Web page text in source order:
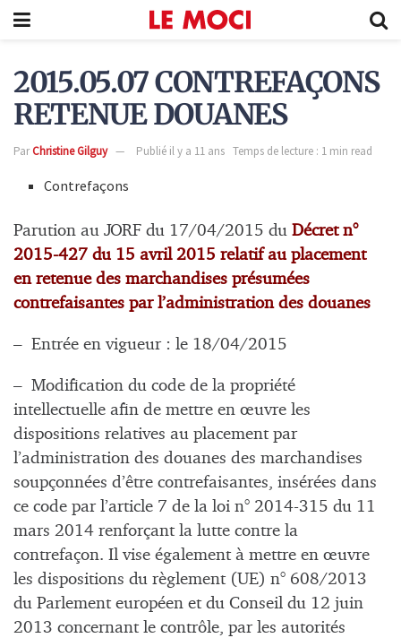
2015.05.07 CONTREFAÇONS
RETENUE DOUANES
ParChristine Gilguy Publié il y a 11 ans Temps de lecture : 1 min read
Contrefaçons
Parution au JORF du 17/04/2015 du Décret n°
2015-427 du 15 avril 2015 relatif au placement
en retenue des marchandises présumées
contrefaisantes par l’administration des douanes
– Entrée en vigueur : le 18/04/2015
– Modification du code de la propriété
intellectuelle afin de mettre en œuvre les
dispositions relatives au placement par
l’administration des douanes des marchandises
soupçonnées d’être contrefaisantes, insérées dans
ce code par l’article 7 de la loi n° 2014-315 du 11
mars 2014 renforçant la lutte contre la
contrefaçon. Il vise également à mettre en œuvre
les dispositions du règlement (UE) n° 608/2013
du Parlement européen et du Conseil du 12 juin
2013 concernant le contrôle, par les autorités